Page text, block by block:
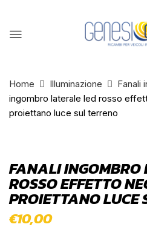
Home Illuminazione Fanali
ingombro laterale led rosso
proiettano luce sul terreno
FANALI INGOMBRO
ROSSO EFFETTO
PROIETTANO LUCE
€10,00
BE THE
ROSSO
PROIETTANO
La vostra